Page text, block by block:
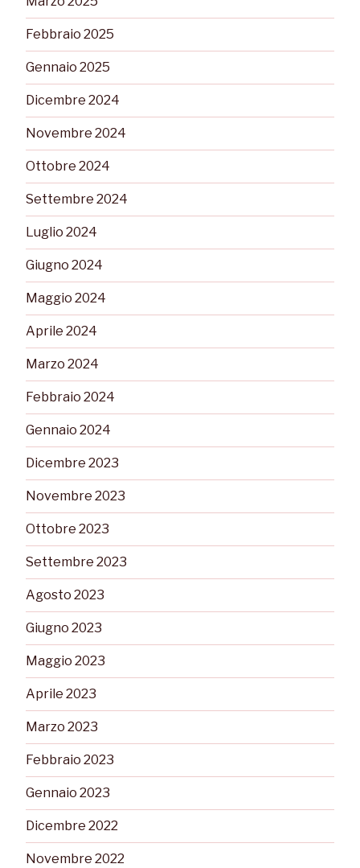
Febbraio 2025
Gennaio 2025
Dicembre 2024
Novembre 2024
Ottobre 2024
Settembre 2024
Luglio 2024
Giugno 2024
Maggio 2024
Aprile 2024
Marzo 2024
Febbraio 2024
Gennaio 2024
Dicembre 2023
Novembre 2023
Ottobre 2023
Settembre 2023
Agosto 2023
Giugno 2023
Maggio 2023
Aprile 2023
Marzo 2023
Febbraio 2023
Gennaio 2023
Dicembre 2022
Novembre 2022